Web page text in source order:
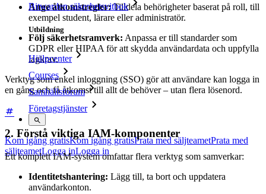
Bitwarden säkerhetsvitbok
Utbildning
Hjälpcenter
Courses
Samhällsforum
Företagstjänster
Kom igång gratisKom igång gratisPrata med säljteametPrata med
säljteametLogga inLogga in
Ange åtkomstregler:Tilldela behörigheter baserat på roll, till
exempel student, lärare eller administratör.
Följ säkerhetsramverk: Anpassa er till standarder som
GDPR eller HIPAA för att skydda användardata och uppfylla
lagkrav.
Verktyg som enkel inloggning (SSO) gör att användare kan logga in
en gång och få åtkomst till allt de behöver – utan flera lösenord.
2. Förstå viktiga IAM-komponenter
Ett komplett IAM-system omfattar flera verktyg som samverkar:
Identitetshantering: Lägg till, ta bort och uppdatera
användarkonton.